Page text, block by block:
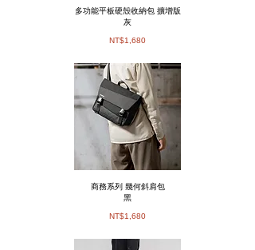
多功能平板硬殼收納包 擴增版
灰
NT$1,680
商務系列 幾何斜肩包
黑
NT$1,680